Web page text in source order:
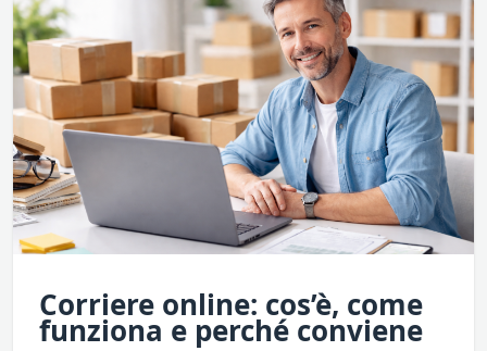
Corriere online: cos’è, come
funziona e perché conviene